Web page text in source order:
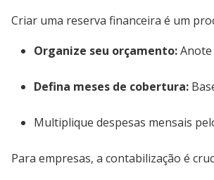
Criar uma reserva financeira é um
Organize seu orçamento:Anote
Defina meses de cobertura:
Multiplique despesas mensais
Para empresas, a contabilização é